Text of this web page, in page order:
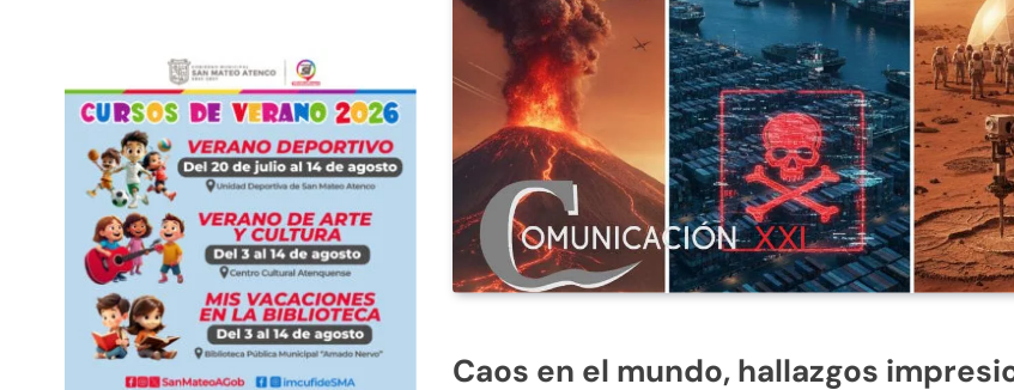
Caos en el mundo, hallazgos